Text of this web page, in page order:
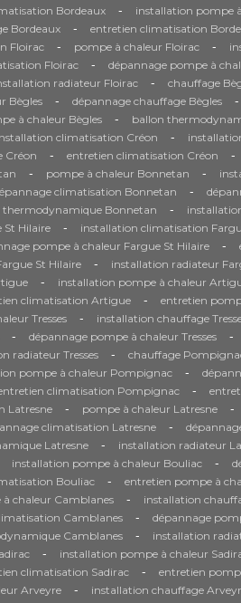
Bordeaux - installation pompe
Bordeaux - entretien climatisation
Floirac - pompe à chaleur Floirac -
Floirac - dépannage pompe à
radiateur Floirac - chauffage
Bègles - dépannage chauffage Bègles -
à chaleur Bègles - ballon
climatisation Créon -
Créon - entretien climatisation Créon -
- pompe à chaleur Bonnetan -
climatisation Bonnetan -
thermodynamique Bonnetan -
St Hilaire - installation climatisation
pompe à chaleur Fargue St Hilaire -
St Hilaire - installation radiateur
- installation pompe à chaleur
climatisation Artigue - entretien
Tresses - installation chauffage
- dépannage pompe à chaleur Tresses -
radiateur Tresses - chauffage
pompe à chaleur Pompignac -
climatisation Pompignac -
Latresne - pompe à chaleur Latresne -
climatisation Latresne -
Latresne - installation radiateur
installation pompe à chaleur Bouliac -
Bouliac - entretien pompe à
à chaleur Camblanes - installation
Camblanes - dépannage
Camblanes - installation
- installation pompe à chaleur
climatisation Sadirac - entretien
Arveyre - installation chauffage